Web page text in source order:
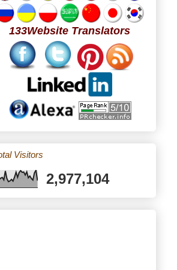
133Website Translators
Visitors
2,977,104